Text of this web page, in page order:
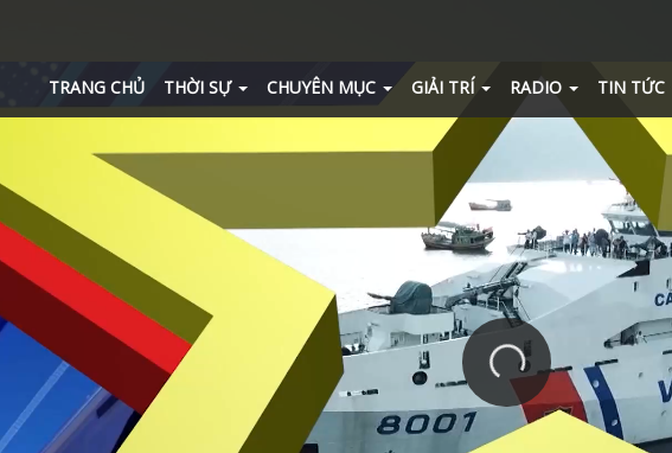
TRANG CHỦ THỜI SỰ CHUYÊN MỤC GIẢI TRÍ RADIO TIN TỨC